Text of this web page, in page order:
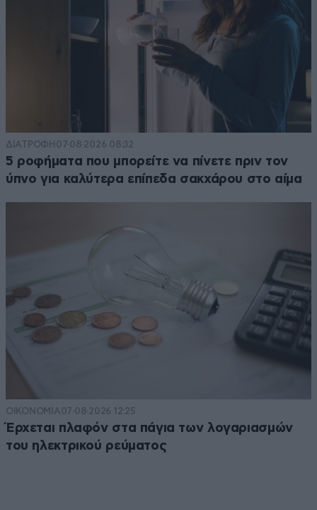
ΔΙΑΤΡΟΦΗ 07·08·2026 08:32
5 ροφήματα που μπορείτε να πίνετε πριν τον
ύπνο για καλύτερα επίπεδα σακχάρου στο αίμα
ΟΙΚΟΝΟΜΙΑ07·08·2026 12:25
Έρχεται πλαφόν στα πάγια των λογαριασμών
του ηλεκτρικού ρεύματος